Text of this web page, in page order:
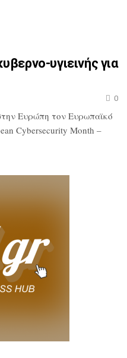
υγιεινής για
0
Ευρώπη τον Ευρωπαϊκό
Cybersecurity Month –